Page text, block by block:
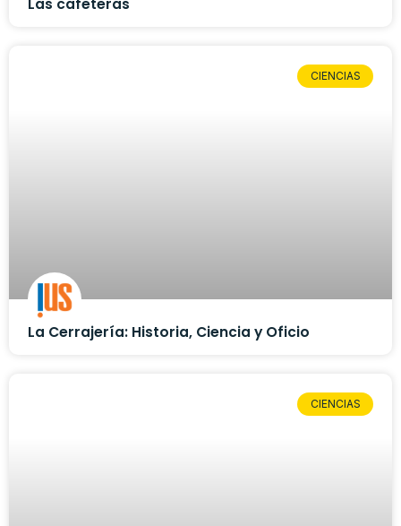
Las cafeteras
CIENCIAS
La Cerrajería: Historia, Ciencia y Oficio
CIENCIAS